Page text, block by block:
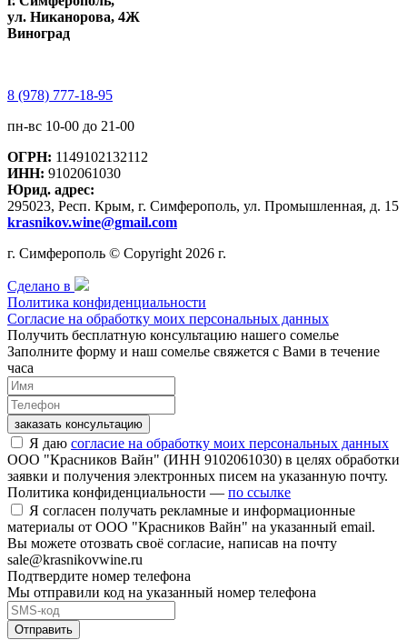
ул. Никанорова, 4Ж
Виноград
8 (978) 777-18-95
пн-вс 10-00 до 21-00
ОГРН: 1149102132112
ИНН: 9102061030
Юрид. адрес:
295023, Респ. Крым, г. Симферополь, ул. Промышленная, д. 15
krasnikov.wine@gmail.com
г. Симферополь © Copyright 2026 г.
Сделано в
Политика конфиденциальности
Согласие на обработку моих персональных данных
Получить бесплатную консультацию нашего сомелье
Заполните форму и наш сомелье свяжется с Вами в течение
часа
заказать консультацию
Я даю согласие на обработку моих персональных данных
ООО "Красников Вайн" (ИНН 9102061030) в целях обработки
заявки и получения электронных писем на указанную почту.
Политика конфиденциальности — по ссылке
Я согласен получать рекламные и информационные
материалы от ООО "Красников Вайн" на указанный email.
Вы можете отозвать своё согласие, написав на почту
sale@krasnikovwine.ru
Подтвердите номер телефона
Мы отправили код на указанный номер телефона
Отправить